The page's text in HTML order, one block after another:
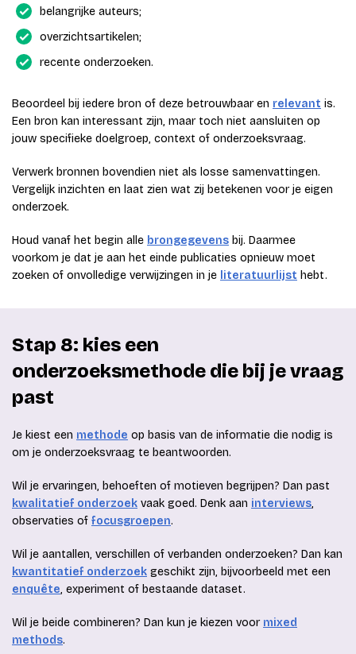
belangrijke auteurs;
overzichtsartikelen;
recente onderzoeken.
Beoordeel bij iedere bron of deze betrouwbaar en relevant is.
Een bron kan interessant zijn, maar toch niet aansluiten op
jouw specifieke doelgroep, context of onderzoeksvraag.
Verwerk bronnen bovendien niet als losse samenvattingen.
Vergelijk inzichten en laat zien wat zij betekenen voor je eigen
onderzoek.
Houd vanaf het begin alle brongegevens bij. Daarmee
voorkom je dat je aan het einde publicaties opnieuw moet
zoeken of onvolledige verwijzingen in je literatuurlijst hebt.
Stap 8: kies een
onderzoeksmethode die bij je vraag
past
Je kiest een methode op basis van de informatie die nodig is
om je onderzoeksvraag te beantwoorden.
Wil je ervaringen, behoeften of motieven begrijpen? Dan past
kwalitatief onderzoek vaak goed. Denk aan interviews,
observaties of focusgroepen.
Wil je aantallen, verschillen of verbanden onderzoeken? Dan kan
kwantitatief onderzoek geschikt zijn, bijvoorbeeld met een
enquête, experiment of bestaande dataset.
Wil je beide combineren? Dan kun je kiezen voor mixed
methods.